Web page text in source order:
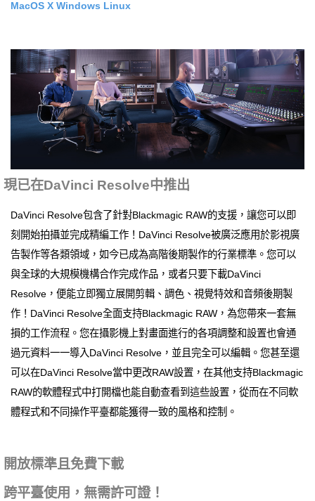
MacOS X Windows Linux
現已在DaVinci Resolve中推出
DaVinci Resolve包含了針對Blackmagic RAW的支援，讓您可以即
刻開始拍攝並完成精編工作！DaVinci Resolve被廣泛應用於影視廣
告製作等各類領域，如今已成為高階後期製作的行業標準。您可以
與全球的大規模機構合作完成作品，或者只要下載DaVinci
Resolve，便能立即獨立展開剪輯、調色、視覺特效和音頻後期製
作！DaVinci Resolve全面支持Blackmagic RAW，為您帶來一套無
損的工作流程。您在攝影機上對畫面進行的各項調整和設置也會通
過元資料一一導入DaVinci Resolve，並且完全可以編輯。您甚至還
可以在DaVinci Resolve當中更改RAW設置，在其他支持Blackmagic
RAW的軟體程式中打開檔也能自動查看到這些設置，從而在不同軟
體程式和不同操作平臺都能獲得一致的風格和控制。
開放標準且免費下載
跨平臺使用，無需許可證！